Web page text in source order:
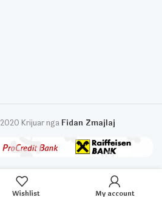
2020 Krijuar ngaFidan Zmajlaj
Wishlist My account